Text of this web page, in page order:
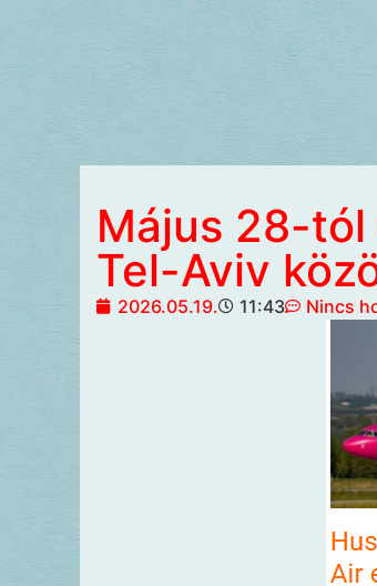
Május 28-
Tel-Aviv
2026.05.19. 11:43 Nincs